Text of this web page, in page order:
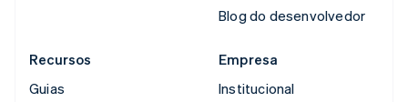
Blog do desenvolvedor
Recursos
Guias
Empresa
Institucional